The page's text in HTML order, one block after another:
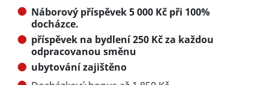
Náborový příspěvek 5 000 Kč při 100%
docházce.
příspěvek na bydlení 250 Kč za každou
odpracovanou směnu
ubytování zajištěno